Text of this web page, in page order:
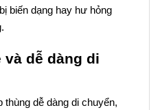
biến dạng hay hư hỏng
dễ dàng di
thùng dễ dàng di chuyển,